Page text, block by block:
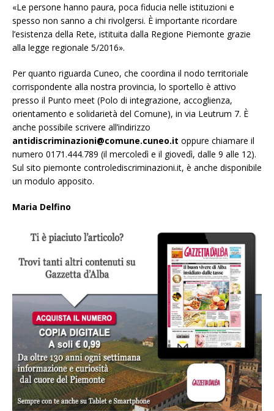
«Le persone hanno paura, poca fiducia nelle istituzioni e
spesso non sanno a chi rivolgersi. È importante ricordare
l’esistenza della Rete, istituita dalla Regione Piemonte grazie
alla legge regionale 5/2016».
Per quanto riguarda Cuneo, che coordina il nodo territoriale
corrispondente alla nostra provincia, lo sportello è attivo
presso il Punto meet (Polo di integrazione, accoglienza,
orientamento e solidarietà del Comune), in via Leutrum 7. È
anche possibile scrivere all’indirizzo
antidiscriminazioni@comune.cuneo.it oppure chiamare il
numero 0171.444.789 (il mercoledì e il giovedì, dalle 9 alle 12).
Sul sito piemonte controlediscriminazioni.it, è anche disponibile
un modulo apposito.
Maria Delfino